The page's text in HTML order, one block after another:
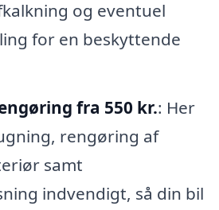
og eventuel
for en beskyttende
fra 550 kr.: Her
rengøring af
samt
indvendigt, så din bil